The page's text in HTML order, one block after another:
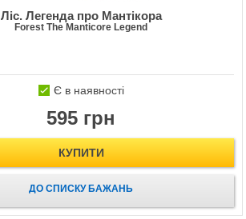
Ліс. Легенда про Мантікора
Forest The Manticore Legend
Є в наявності
595 грн
КУПИТИ
ДО СПИСКУ БАЖАНЬ